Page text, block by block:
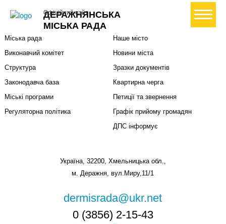
ДЕРАЖНЯНСЬКА
МІСЬКА РАДА
Офіційний сайт+ Створити петицію
Міський голова
Міська рада
Виконавчий комітет
Структура
Законодавча база
Міські програми
Регуляторна політика
Наше місто
Новини міста
Зразки документів
Квартирна черга
Петиції та звернення
Графік прийому громадян
ДПС інформує
Україна, 32200, Хмельницька обл.,
м. Деражня, вул.Миру,11/1
dermisrada@ukr.net
0 (3856) 2-15-43